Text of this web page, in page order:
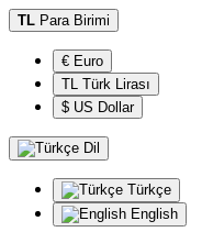
TL Para Birimi
€ Euro
TL Türk Lirası
$ US Dollar
Dil
Türkçe
English